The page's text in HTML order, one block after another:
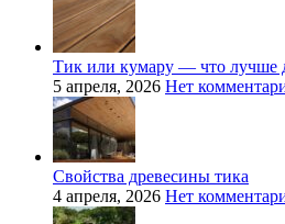
Тик или кумару — что лучше
5 апреля, 2026 Нет
Свойства древесины тика
4 апреля, 2026 Нет